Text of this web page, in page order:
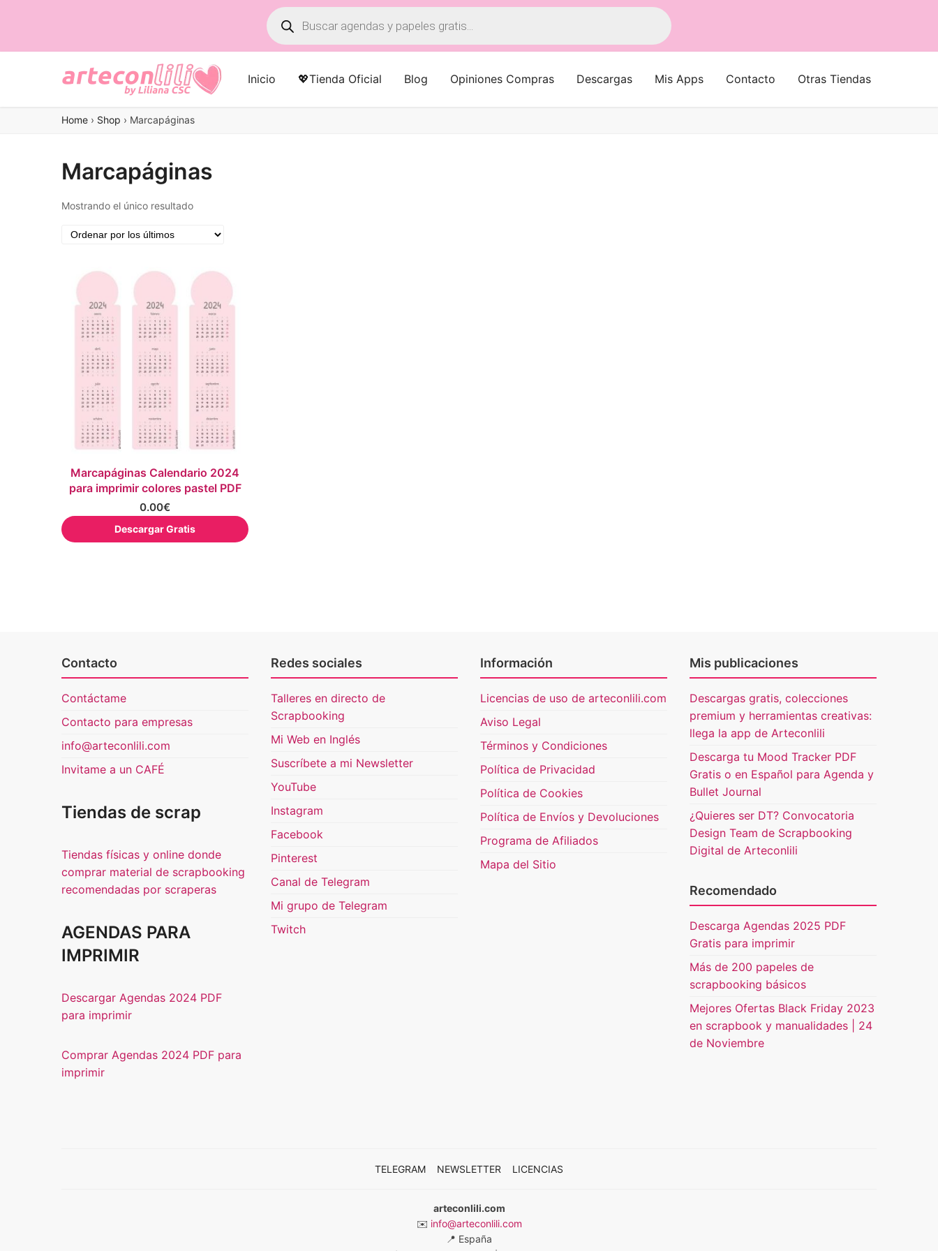
Búsqueda
de
productos
Inicio 💖Tienda Oficial Blog Opiniones Compras Descargas Mis Apps Contacto Otras Tiendas
Home › Shop › Marcapáginas
Marcapáginas
Mostrando el único resultado
Marcapáginas Calendario 2024
para imprimir colores pastel PDF
0.00€
Descargar Gratis
Contacto
Contáctame
Contacto para empresas
info@arteconlili.com
Invitame a un CAFÉ
Tiendas de scrap
Tiendas físicas y online donde
comprar material de scrapbooking
recomendadas por scraperas
AGENDAS PARA
IMPRIMIR
Descargar Agendas 2024 PDF
para imprimir
Comprar Agendas 2024 PDF para
imprimir
Redes sociales
Talleres en directo de
Scrapbooking
Mi Web en Inglés
Suscríbete a mi Newsletter
YouTube
Instagram
Facebook
Pinterest
Canal de Telegram
Mi grupo de Telegram
Twitch
Información
Licencias de uso de arteconlili.com
Aviso Legal
Términos y Condiciones
Política de Privacidad
Política de Cookies
Política de Envíos y Devoluciones
Programa de Afiliados
Mapa del Sitio
Mis publicaciones
Descargas gratis, colecciones
premium y herramientas creativas:
llega la app de Arteconlili
Descarga tu Mood Tracker PDF
Gratis o en Español para Agenda y
Bullet Journal
¿Quieres ser DT? Convocatoria
Design Team de Scrapbooking
Digital de Arteconlili
Recomendado
Descarga Agendas 2025 PDF
Gratis para imprimir
Más de 200 papeles de
scrapbooking básicos
Mejores Ofertas Black Friday 2023
en scrapbook y manualidades | 24
de Noviembre
TELEGRAM NEWSLETTER LICENCIAS
arteconlili.com
✉️ info@arteconlili.com
📍 España